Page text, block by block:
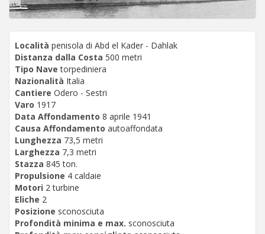
Località penisola di Abd el Kader - Dahlak
Distanza dalla Costa 500 metri
Tipo Nave torpediniera
Nazionalità Italia
Cantiere Odero - Sestri
Varo 1917
Data Affondamento 8 aprile 1941
Causa Affondamento autoaffondata
Lunghezza 73,5 metri
Larghezza 7,3 metri
Stazza 845 ton.
Propulsione 4 caldaie
Motori 2 turbine
Eliche 2
Posizione sconosciuta
Profondità minima e max. sconosciuta